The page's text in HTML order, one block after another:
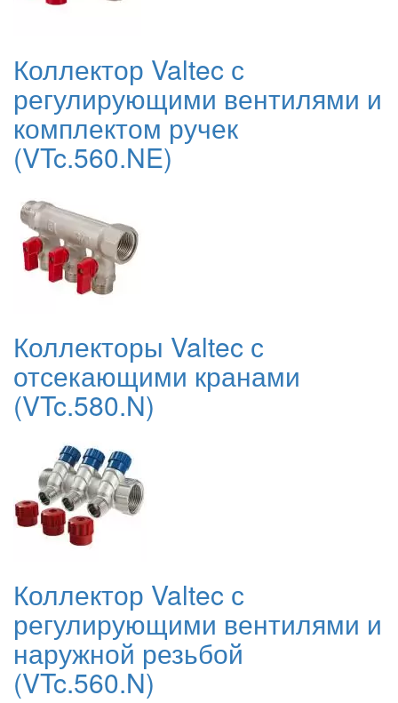
Коллектор Valtec с
регулирующими вентилями и
комплектом ручек
(VTc.560.NE)
Коллекторы Valtec с
отсекающими кранами
(VTc.580.N)
Коллектор Valtec с
регулирующими вентилями и
наружной резьбой
(VTc.560.N)